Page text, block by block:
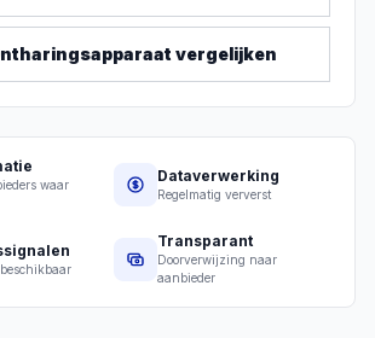
vergelijken
waar
Dataverwerking
Regelmatig ververst
Transparant
Doorverwijzing naar
aanbieder